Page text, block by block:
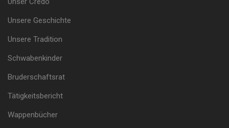
Unsere Geschichte
Unsere Tradition
Schwabenkinder
Bruderschaftsrat
Tätigkeitsbericht
Wappenbücher